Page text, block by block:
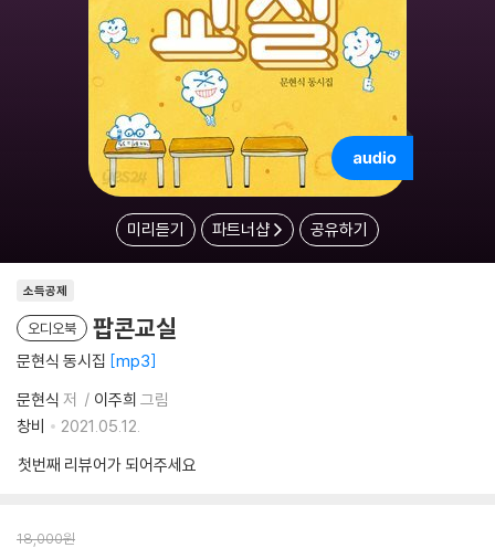
미리듣기 파트너샵 공유하기
소득공제
오디오북 팝콘교실
문현식 동시집 mp3
문현식 저 이주희 그림
창비
2021.05.12.
첫번째 리뷰어가 되어주세요
18,000원